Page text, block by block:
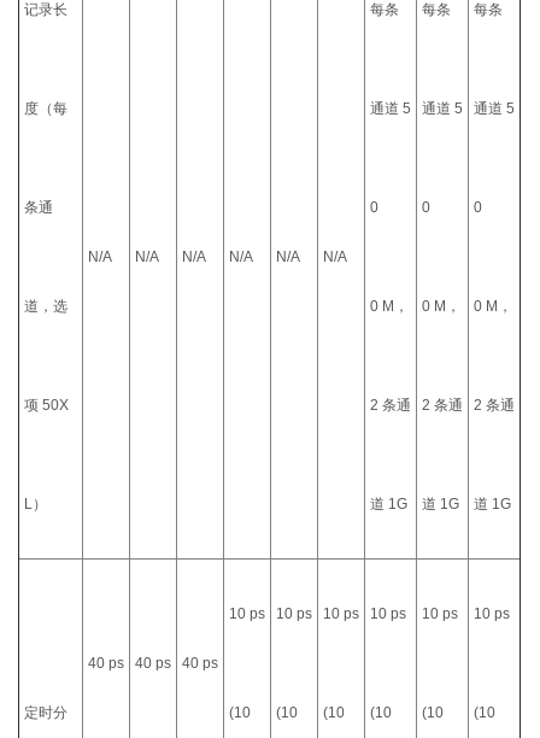
记录长
度（每
条通
道，选
项 50X
L）
N/A N/A N/A N/A N/A N/A
每条
通道 5
0
0 M，
2 条通
道 1G
每条
通道 5
0
0 M，
2 条通
道 1G
每条
通道 5
0
0 M，
2 条通
道 1G
定时分
40 ps 40 ps 40 ps
10 ps
(10
10 ps
(10
10 ps
(10
10 ps
(10
10 ps
(10
10 ps
(10